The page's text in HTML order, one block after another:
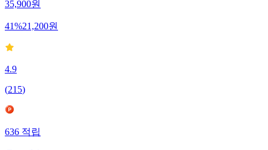
35,900원
41%21,200원
4.9
(215)
636적립